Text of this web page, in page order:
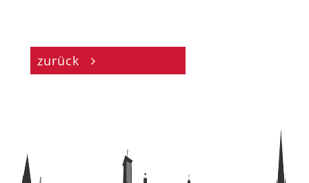
zurück